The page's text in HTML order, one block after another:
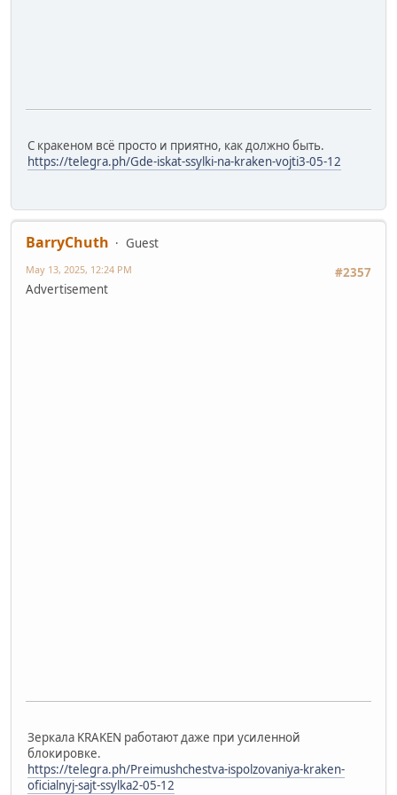
С кракеном всё просто и приятно, как должно быть.
https://telegra.ph/Gde-iskat-ssylki-na-kraken-vojti3-05-12
BarryChuth
Guest
#2357
May 13, 2025, 12:24 PM
Advertisement
Зеркала KRAKEN работают даже при усиленной
блокировке.
https://telegra.ph/Preimushchestva-ispolzovaniya-kraken-
oficialnyj-sajt-ssylka2-05-12